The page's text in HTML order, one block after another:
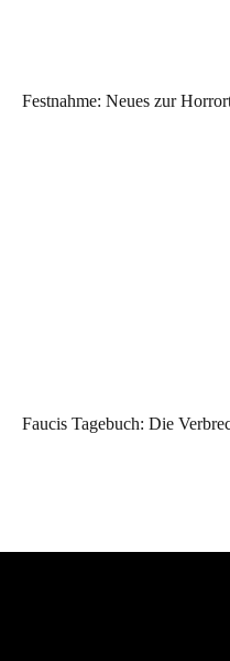
Festnahme: Neues zur
Faucis Tagebuch: Die